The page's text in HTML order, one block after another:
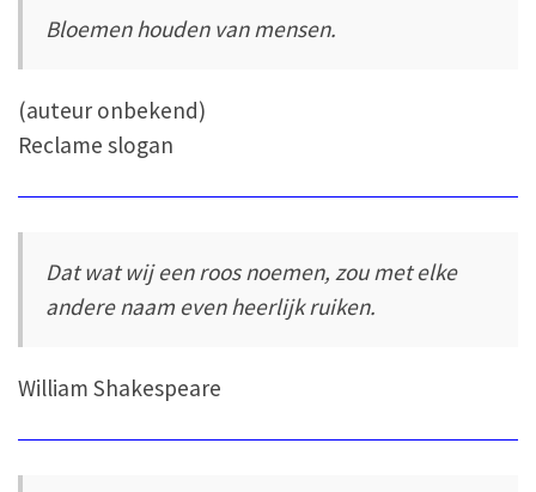
Bloemen houden van mensen.
(auteur onbekend)
Reclame slogan
Dat wat wij een roos noemen, zou met elke
andere naam even heerlijk ruiken.
William Shakespeare